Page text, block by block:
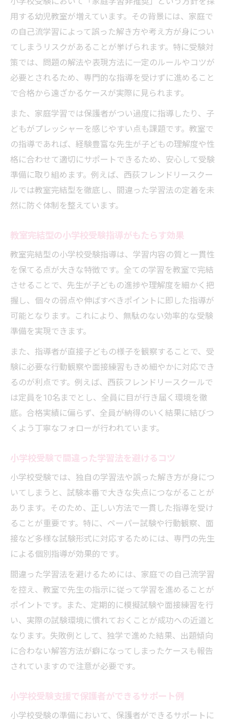
用する幼児教室が増えています。その背景には、家庭で
の自己流学習によって誤った解き方や考え方が身につい
てしまうリスクがあることが挙げられます。特に受験対
策では、問題の解法や表現方法に一定のルールやコツが
必要とされるため、専門的な指導を受けずに進めること
で合格から遠ざかるケースが実際に見られます。
また、家庭学習では保護者がつい過度に指導したり、子
どもがプレッシャーを感じやすい点も課題です。教室で
の指導であれば、経験豊富な先生が子どもの理解度や性
格に合わせて適切にサポートできるため、安心して受験
準備に取り組めます。例えば、西荻フレンドリースクー
ルでは教室完結型を徹底し、間違った学習法の定着を未
然に防ぐ体制を整えています。
教室完結型の小学校受験指導がもたらす効果
教室完結型の小学校受験指導は、学習内容の質と一貫性
を保てる点が大きな特徴です。全ての学習を教室で完結
させることで、先生が子どもの進捗や理解度を細かく把
握し、個々の弱点や伸ばすべきポイントに即した指導が
可能となります。これにより、無駄のない効率的な受験
準備を実現できます。
また、指導者が直接子どもの様子を観察することで、受
験に必要な行動観察や面接練習もきめ細やかに対応でき
るのが利点です。例えば、西荻フレンドリースクールで
は定員を10名までとし、全員に目が行き届く環境を徹
底。合格実績に偏らず、全員が納得のいく結果に結びつ
くよう丁寧なフォローが行われています。
小学校受験で間違った学習法を避けるコツ
小学校受験では、独自の学習法や誤った解き方が身につ
いてしまうと、試験本番で大きな失点につながることが
あります。そのため、正しい方法で一貫した指導を受け
ることが重要です。特に、ペーパー試験や行動観察、面
接など多様な試験形式に対応するためには、専門の先生
による個別指導が効果的です。
間違った学習法を避けるためには、家庭での自己流学習
を控え、教室で先生の指示に従って学習を進めることが
ポイントです。また、定期的に模擬試験や面接練習を行
い、実際の試験環境に慣れておくことが成功への近道と
なります。失敗例として、独学で進めた結果、出題傾向
に合わない解答方法が癖になってしまったケースも報告
されていますので注意が必要です。
小学校受験支援で保護者ができるサポート例
小学校受験の準備において、保護者ができるサポートに